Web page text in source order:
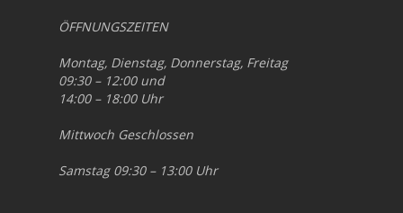
ÖFFNUNGSZEITEN
Montag, Dienstag, Donnerstag, Freitag
09:30 – 12:00 und
14:00 – 18:00 Uhr
Mittwoch Geschlossen
Samstag 09:30 – 13:00 Uhr